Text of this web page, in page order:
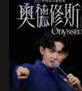
www.tiktok.com/
合作訊息聯絡，或
#江老師 #我是江老